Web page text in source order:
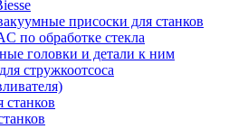
присоски для станков
по обработке стекла
головки и детали к ним
стружкоотсоса
станков